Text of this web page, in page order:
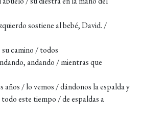
sostiene al bebé, David. /
camino / todos
andando / mientras que
años / lo vemos / dándonos la espalda y
este tiempo / de espaldas a